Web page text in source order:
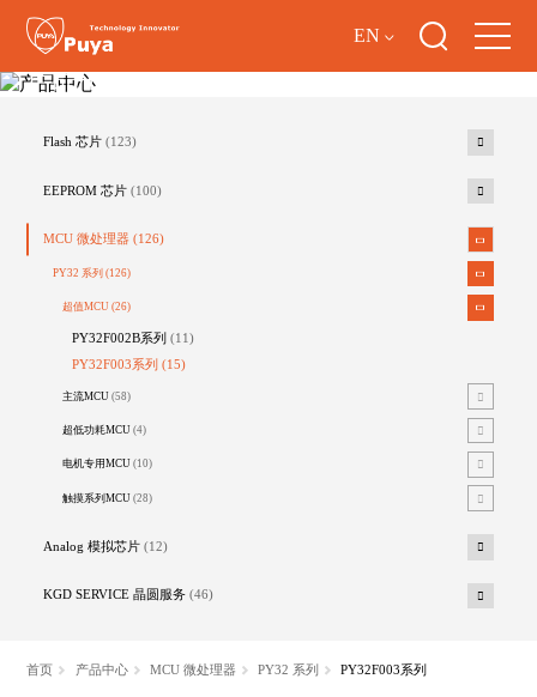
EN
产品中心
Flash 芯片 (123)
EEPROM 芯片 (100)
MCU 微处理器 (126)
PY32 系列(126)
超值MCU(26)
PY32F002B系列(11)
PY32F003系列(15)
主流MCU(58)
超低功耗MCU(4)
电机专用MCU(10)
触摸系列MCU(28)
Analog 模拟芯片 (12)
KGD SERVICE 晶圆服务 (46)
首页 产品中心 MCU 微处理器 PY32 系列 PY32F003系列